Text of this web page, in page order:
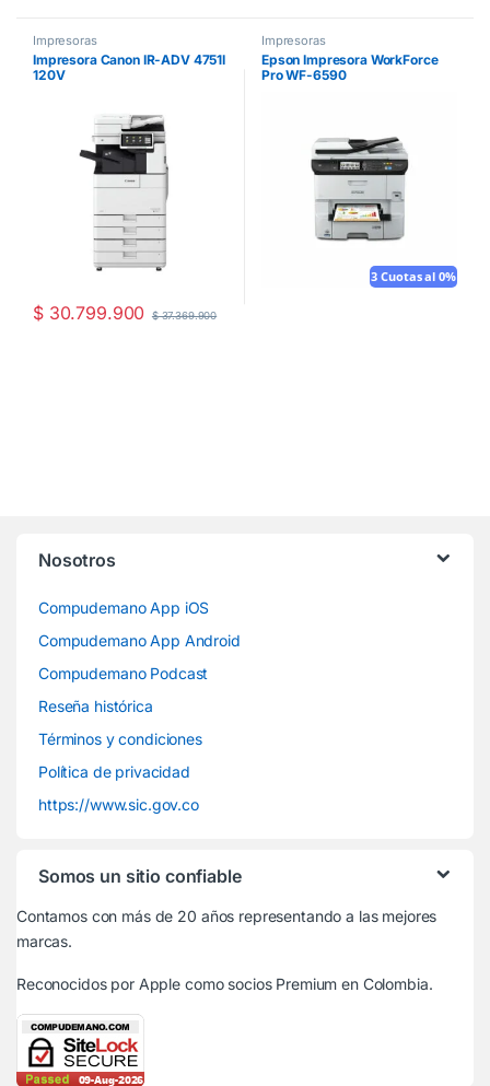
Impresoras
Impresora Canon IR-ADV 4751I
120V
$30.799.900 $37.369.900
Impresoras
Epson Impresora WorkForce
Pro WF-6590
3 Cuotas al 0%
Nosotros
Compudemano App iOS
Compudemano App Android
Compudemano Podcast
Reseña histórica
Términos y condiciones
Política de privacidad
https://www.sic.gov.co
Somos un sitio confiable
Contamos con más de 20 años representando a las mejores
marcas.
Reconocidos por Apple como socios Premium en Colombia.